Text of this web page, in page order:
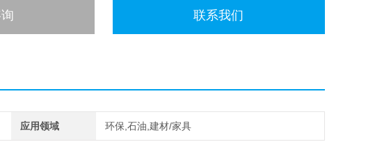
联系我们
应用领域 环保,石油,建材/家具